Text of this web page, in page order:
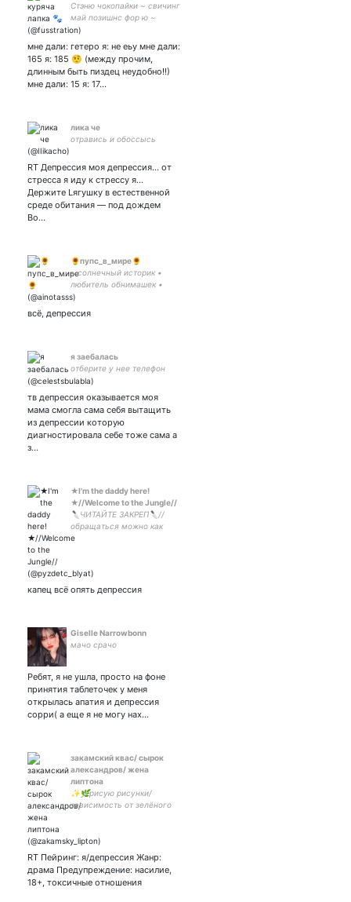
Стэню чокопайки ~ свичинг
май позишнс фор ю ~
считаем дни до выпуска 🪐
мне дали: гетеро я: не еьу мне дали:
165 я: 185 🤨 (между прочим,
длинным быть пиздец неудобно!!)
мне дали: 15 я: 17…
лика че
отравись и обоссысь
RT Депрессия моя депрессия... от
стресса я иду к стрессу я...
Держите Lягушку в естественной
среде обитания — под дождем
Во…
🌻пупс_в_мире🌻
• солнечный историк •
любитель обнимашек •
препод твоей мечты •
ревнивая • мать авокадика
всё, депрессия
я заебалась
отберите у нее телефон
тв депрессия оказывается моя
мама смогла сама себя вытащить
из депрессии которую
диагностировала себе тоже сама а
з…
★I'm the daddy here!
★//Welcome to the Jungle//
🔪ЧИТАЙТЕ ЗАКРЕП🔪//
обращаться можно как
угодно: на Вы, на ты, по
не против общения ✨🐸
капец всё опять депрессия
Giselle Narrowbonn
мачо срачо
Ребят, я не ушла, просто на фоне
принятия таблеточек у меня
открылась апатия и депрессия
сорри( а еще я не могу нах…
закамский квас/ сырок
александров/ жена
липтона
✨🌿рисую рисунки/
зависимость от зелёного
но не со всеми /интернет
зависимость? /
пессимистичная натура🌿
✨
RT Пейринг: я/депрессия Жанр:
драма Предупреждение: насилие,
18+, токсичные отношения